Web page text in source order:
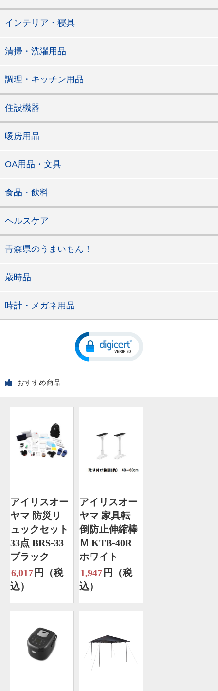
インテリア・寝具
清掃・洗濯用品
調理・キッチン用品
住設機器
暖房用品
OA用品・文具
食品・飲料
ヘルスケア
青森県のうまいもん！
歳時品
時計・メガネ用品
おすすめ商品
アイリスオー
ヤマ 防災リ
ュックセット
33点 BRS-33
ブラック
6,017 円（税
込）
アイリスオー
ヤマ 家具転
倒防止伸縮棒
Ｍ KTB-40R
ホワイト
1,947 円（税
込）